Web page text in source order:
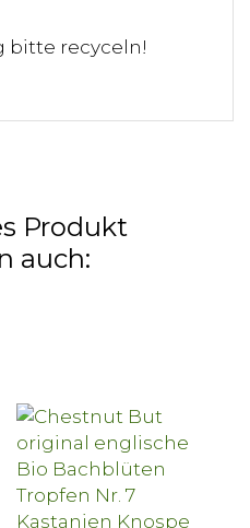
bitte recyceln!
Produkt
auch: